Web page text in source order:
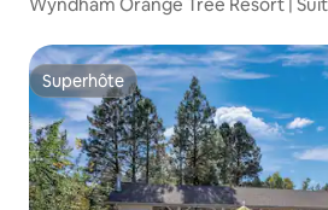
Superhôte
Superhôte